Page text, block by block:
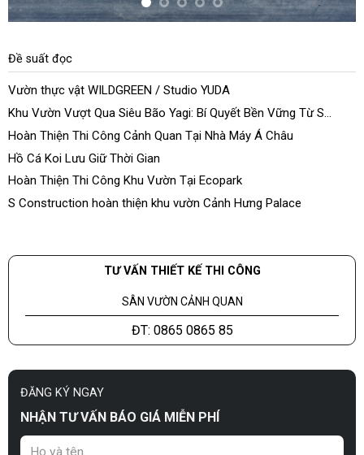
Đề suất đọc
Vườn thực vật WILDGREEN / Studio YUDA
Khu Vườn Vượt Qua Siêu Bão Yagi: Bí Quyết Bền Vững Từ S
Construction
Hoàn Thiện Thi Công Cảnh Quan Tại Nhà Máy Á Châu
Hồ Cá Koi Lưu Giữ Thời Gian
Hoàn Thiện Thi Công Khu Vườn Tại Ecopark
S Construction hoàn thiện khu vườn Cảnh Hưng Palace
TƯ VẤN THIẾT KẾ THI CÔNG
SÂN VƯỜN CẢNH QUAN
ĐT: 0865 0865 85
ĐĂNG KÝ NGAY
NHẬN TƯ VẤN BÁO GIÁ MIỄN PHÍ